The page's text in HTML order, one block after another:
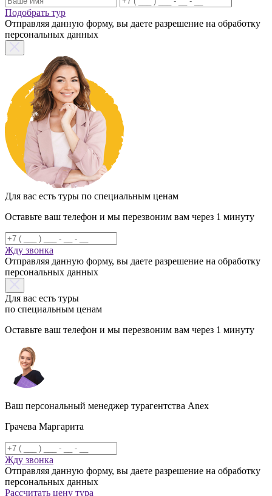
Подобрать тур
Отправляя данную форму, вы даете разрешение на обработку
персональных данных
Для вас есть туры по специальным ценам
Оставьте ваш телефон и мы перезвоним вам через 1 минуту
Жду звонка
Отправляя данную форму, вы даете разрешение на обработку
персональных данных
Для вас есть туры
по специальным ценам
Оставьте ваш телефон и мы перезвоним вам через 1 минуту
Ваш персональный менеджер турагентства Anex
Грачева Маргарита
Жду звонка
Отправляя данную форму, вы даете разрешение на обработку
персональных данных
Рассчитать цену тура